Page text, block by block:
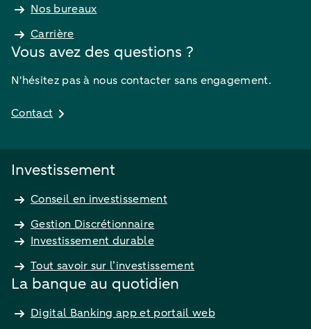
Nos bureaux
Carrière
Vous avez des questions ?
N'hésitez pas à nous contacter sans engagement.
Contact
Investissement
Conseil en investissement
Gestion Discrétionnaire
Investissement durable
Tout savoir sur l’investissement
La banque au quotidien
Digital Banking app et portail web